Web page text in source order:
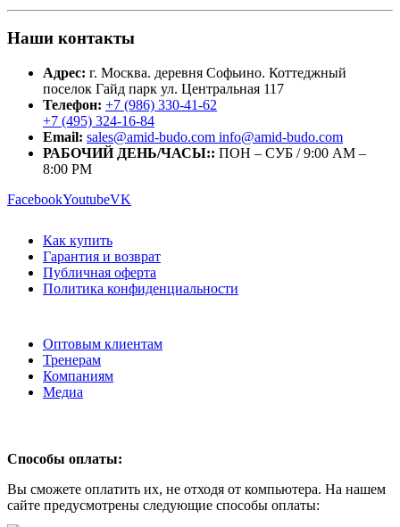
Наши контакты
Адрес: г. Москва. деревня Софьино. Коттеджный
поселок Гайд парк ул. Центральная 117
Телефон: +7 (986) 330-41-62
+7 (495) 324-16-84
Email: sales@amid-budo.com info@amid-budo.com
РАБОЧИЙ ДЕНЬ/ЧАСЫ:: ПОН – СУБ / 9:00 AM –
8:00 PM
FacebookYoutubeVK
Как купить
Гарантия и возврат
Публичная оферта
Политика конфиденциальности
Оптовым клиентам
Тренерам
Компаниям
Медиа
Способы оплаты:
Вы сможете оплатить их, не отходя от компьютера. На нашем
сайте предусмотрены следующие способы оплаты: